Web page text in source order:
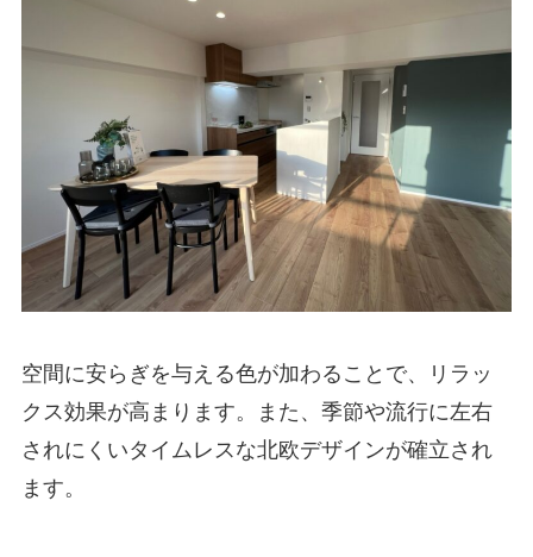
空間に安らぎを与える色が加わることで、リラッ
クス効果が高まります。また、季節や流行に左右
されにくいタイムレスな北欧デザインが確立され
ます。